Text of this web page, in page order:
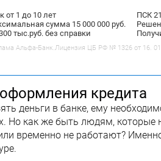
от 1 до 10 лет
сумма 15 000 000 руб.
тыс.руб. без справки
ПСК
Альфа-Банк.Лицензия ЦБ РФ № 1326 от 16.
кредита
деньги в банке, ему
Но как же быть людям,
временно не работают?